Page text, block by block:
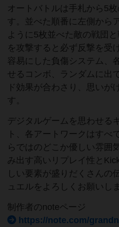
オートバトルは手札から5
す。並べた順番に左側から
ように5枚並べた敵の戦団
を攻撃すると必ず反撃を受
容易にした負傷システム、
せるコンボ、ランダムに出
ド効果が合わさり、思いが
す。
デジタルゲームを思わせる
ト、各アートワークはすべ
らではのどこか優しい雰囲
み出す高いリプレイ性と
しい要素が盛りだくさんの
ュエルをよろしくお願いし
制作者のnoteページ
https://note.com/